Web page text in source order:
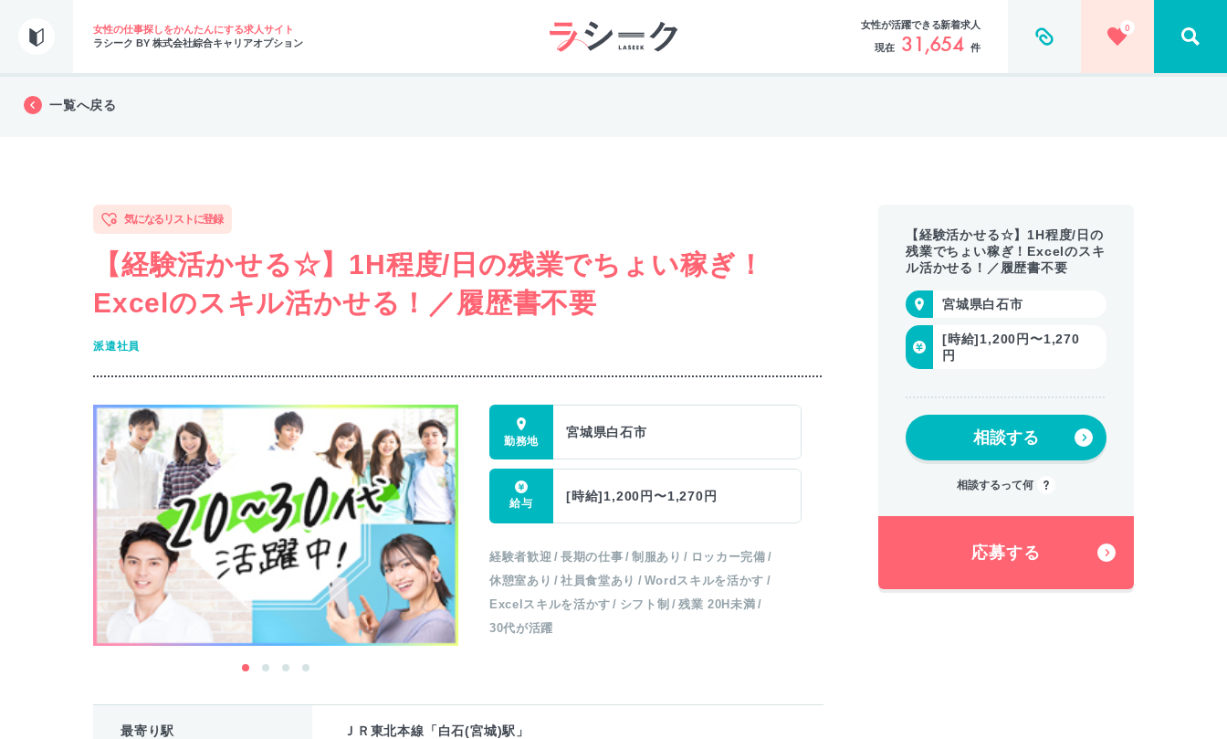
女性の仕事探しをかんたんにする求人サイト
ラシーク BY 株式会社綜合キャリアオプション
女性が活躍できる新着求人
現在 31,654 件
0
一覧へ戻る
気になるリストに登録
【経験活かせる☆】1H程度/日の残業でちょい稼ぎ！
Excelのスキル活かせる！／履歴書不要
派遣社員
宮城県白石市
[時給]1,200円〜1,270円
経験者歓迎 長期の仕事 制服あり
ロッカー完備
休憩室あり
社員食堂あり
Wordスキルを活かす
Excelスキルを活かす
シフト制
残業 20H未満
30代が活躍
最寄り駅 ＪＲ東北本線「白石(宮城)駅」
【経験活かせる☆】1H程度/日の
残業でちょい稼ぎ！Excelのスキ
ル活かせる！／履歴書不要
宮城県白石市
[時給]1,200円〜1,270
円
相談する
相談するって何
応募する